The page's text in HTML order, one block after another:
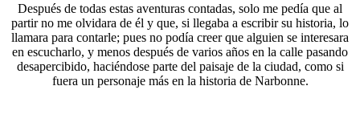
Después de todas estas aventuras contadas, solo me pedía que al
partir no me olvidara de él y que, si llegaba a escribir su historia, lo
llamara para contarle; pues no podía creer que alguien se interesara
en escucharlo, y menos después de varios años en la calle pasando
desapercibido, haciéndose parte del paisaje de la ciudad, como si
fuera un personaje más en la historia de Narbonne.